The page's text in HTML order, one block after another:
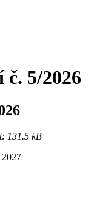
5/2026
131.5 kB